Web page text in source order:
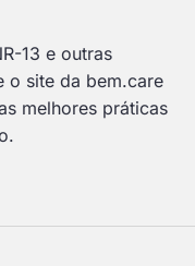
13 e outras
o site da bem.care
melhores práticas